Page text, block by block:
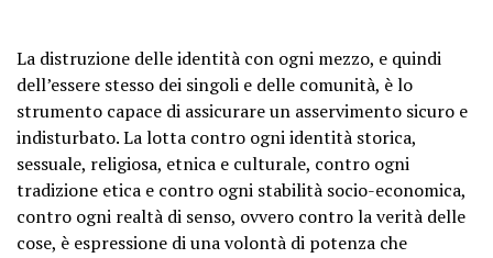
La distruzione delle identità con ogni mezzo, e quindi
dell’essere stesso dei singoli e delle comunità, è lo
strumento capace di assicurare un asservimento sicuro e
indisturbato. La lotta contro ogni identità storica,
sessuale, religiosa, etnica e culturale, contro ogni
tradizione etica e contro ogni stabilità socio-economica,
contro ogni realtà di senso, ovvero contro la verità delle
cose, è espressione di una volontà di potenza che